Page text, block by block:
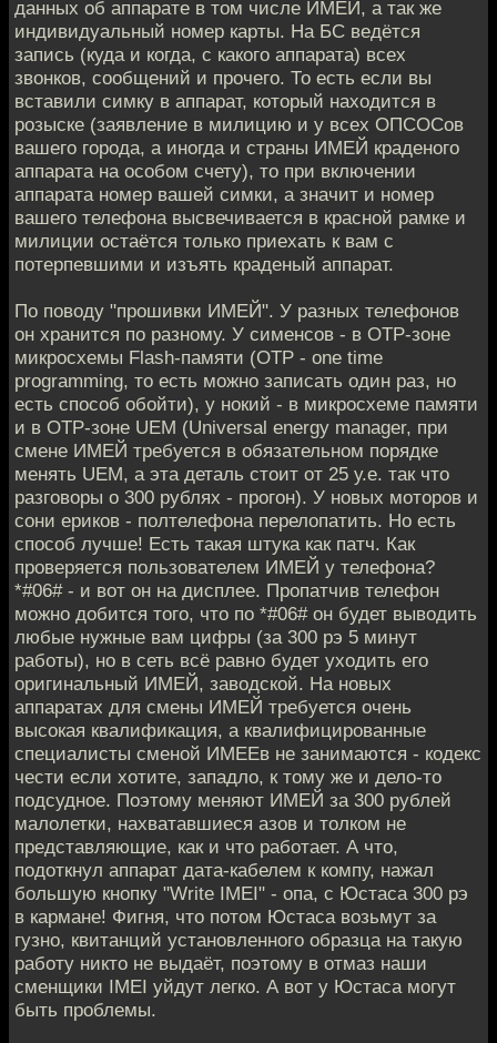
данных об аппарате в том числе ИМЕЙ, а так же
индивидуальный номер карты. На БС ведётся
запись (куда и когда, с какого аппарата) всех
звонков, сообщений и прочего. То есть если вы
вставили симку в аппарат, который находится в
розыске (заявление в милицию и у всех ОПСОСов
вашего города, а иногда и страны ИМЕЙ краденого
аппарата на особом счету), то при включении
аппарата номер вашей симки, а значит и номер
вашего телефона высвечивается в красной рамке и
милиции остаётся только приехать к вам с
потерпевшими и изъять краденый аппарат.
По поводу "прошивки ИМЕЙ". У разных телефонов
он хранится по разному. У сименсов - в OTP-зоне
микросхемы Flash-памяти (OTP - one time
programming, то есть можно записать один раз, но
есть способ обойти), у нокий - в микросхеме памяти
и в OTP-зоне UEM (Universal energy manager, при
смене ИМЕЙ требуется в обязательном порядке
менять UEM, а эта деталь стоит от 25 у.е. так что
разговоры о 300 рублях - прогон). У новых моторов и
сони ериков - полтелефона перелопатить. Но есть
способ лучше! Есть такая штука как патч. Как
проверяется пользователем ИМЕЙ у телефона?
*#06# - и вот он на дисплее. Пропатчив телефон
можно добится того, что по *#06# он будет выводить
любые нужные вам цифры (за 300 рэ 5 минут
работы), но в сеть всё равно будет уходить его
оригинальный ИМЕЙ, заводской. На новых
аппаратах для смены ИМЕЙ требуется очень
высокая квалификация, а квалифицированные
специалисты сменой ИМЕЕв не занимаются - кодекс
чести если хотите, западло, к тому же и дело-то
подсудное. Поэтому меняют ИМЕЙ за 300 рублей
малолетки, нахватавшиеся азов и толком не
представляющие, как и что работает. А что,
подоткнул аппарат дата-кабелем к компу, нажал
большую кнопку "Write IMEI" - опа, с Юстаса 300 рэ
в кармане! Фигня, что потом Юстаса возьмут за
гузно, квитанций установленного образца на такую
работу никто не выдаёт, поэтому в отмаз наши
сменщики IMEI уйдут легко. А вот у Юстаса могут
быть проблемы.